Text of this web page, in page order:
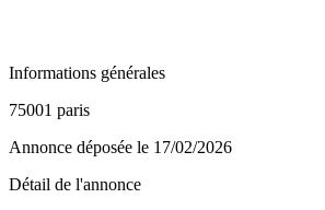
Informations générales
75001 paris
Annonce déposée le 17/02/2026
Détail de l'annonce